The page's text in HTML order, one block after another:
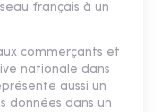
français à un
commerçants et
nationale dans
aussi un
données dans un